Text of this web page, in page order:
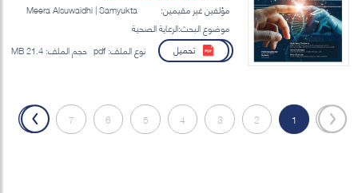
مؤلفين غير مقيمين:
Meera Alsuwaidhi | Samyukta
Srinivasan | Khawla Al Hajaj |
Amal Alahmadi | Brett Bunting
موضوع البحث:الرعاية الصحية
تحميل
نوع الملف: حجم الملف:
«
1
2
3
4
5
6
7
»